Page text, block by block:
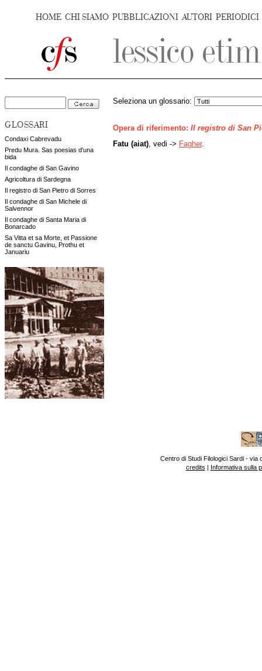
HOME CHI SIAMO PUBBLICAZIONI AUTORI PERIODICI
GLOSSARI
Condaxi Cabrevadu
Predu Mura. Sas poesias d'una
bida
Il condaghe di San Gavino
Agricoltura di Sardegna
Il registro di San Pietro di Sorres
Il condaghe di San Michele di
Salvennor
Il condaghe di Santa Maria di
Bonarcado
Sa Vitta et sa Morte, et Passione
de sanctu Gavinu, Prothu et
Januariu
Seleziona un glossario:
Opera di riferimento: Il registro di San
Fatu (aiat) , vedi -> Fagher.
Centro di Studi Filologici Sardi - via
credits | Informativa sulla